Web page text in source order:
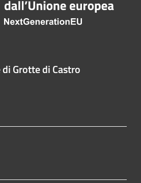
Grotte di Castro